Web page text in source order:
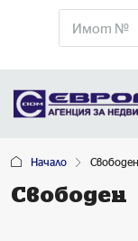
Начало Свободен
Свободен